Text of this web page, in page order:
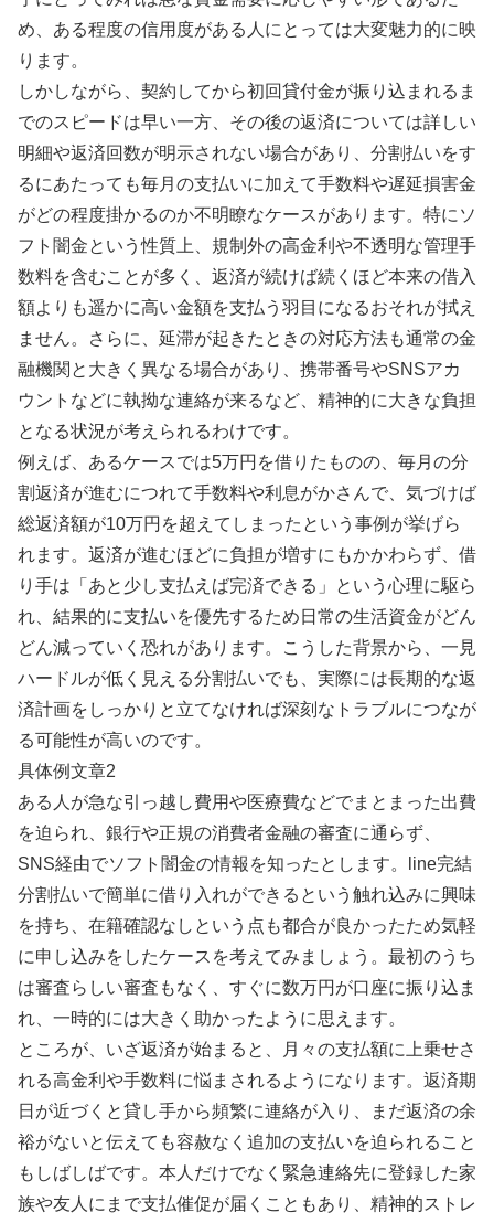
め、ある程度の信用度がある人にとっては大変魅力的に映
ります。
しかしながら、契約してから初回貸付金が振り込まれるま
でのスピードは早い一方、その後の返済については詳しい
明細や返済回数が明示されない場合があり、分割払いをす
るにあたっても毎月の支払いに加えて手数料や遅延損害金
がどの程度掛かるのか不明瞭なケースがあります。特にソ
フト闇金という性質上、規制外の高金利や不透明な管理手
数料を含むことが多く、返済が続けば続くほど本来の借入
額よりも遥かに高い金額を支払う羽目になるおそれが拭え
ません。さらに、延滞が起きたときの対応方法も通常の金
融機関と大きく異なる場合があり、携帯番号やSNSアカ
ウントなどに執拗な連絡が来るなど、精神的に大きな負担
となる状況が考えられるわけです。
例えば、あるケースでは5万円を借りたものの、毎月の分
割返済が進むにつれて手数料や利息がかさんで、気づけば
総返済額が10万円を超えてしまったという事例が挙げら
れます。返済が進むほどに負担が増すにもかかわらず、借
り手は「あと少し支払えば完済できる」という心理に駆ら
れ、結果的に支払いを優先するため日常の生活資金がどん
どん減っていく恐れがあります。こうした背景から、一見
ハードルが低く見える分割払いでも、実際には長期的な返
済計画をしっかりと立てなければ深刻なトラブルにつなが
る可能性が高いのです。
具体例文章2
ある人が急な引っ越し費用や医療費などでまとまった出費
を迫られ、銀行や正規の消費者金融の審査に通らず、
SNS経由でソフト闇金の情報を知ったとします。line完結
分割払いで簡単に借り入れができるという触れ込みに興味
を持ち、在籍確認なしという点も都合が良かったため気軽
に申し込みをしたケースを考えてみましょう。最初のうち
は審査らしい審査もなく、すぐに数万円が口座に振り込ま
れ、一時的には大きく助かったように思えます。
ところが、いざ返済が始まると、月々の支払額に上乗せさ
れる高金利や手数料に悩まされるようになります。返済期
日が近づくと貸し手から頻繁に連絡が入り、まだ返済の余
裕がないと伝えても容赦なく追加の支払いを迫られること
もしばしばです。本人だけでなく緊急連絡先に登録した家
族や友人にまで支払催促が届くこともあり、精神的ストレ